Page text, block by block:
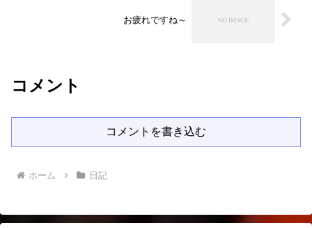
お疲れですね～
コメント
コメントを書き込む
ホーム 日記